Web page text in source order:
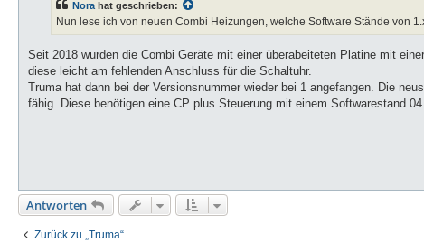
a
Norahat geschrieben:
Nun lese ich von neuen Combi Heizungen, welche Software Stände von
Seit 2018 wurden die Combi Geräte mit einer überabeiteten Platine mit
diese leicht am fehlenden Anschluss für die Schaltuhr.
Truma hat dann bei der Versionsnummer wieder bei 1 angefangen. Die
fähig. Diese benötigen eine CP plus Steuerung mit einem Softwarestand
Antworten
Zurück zu „Truma“